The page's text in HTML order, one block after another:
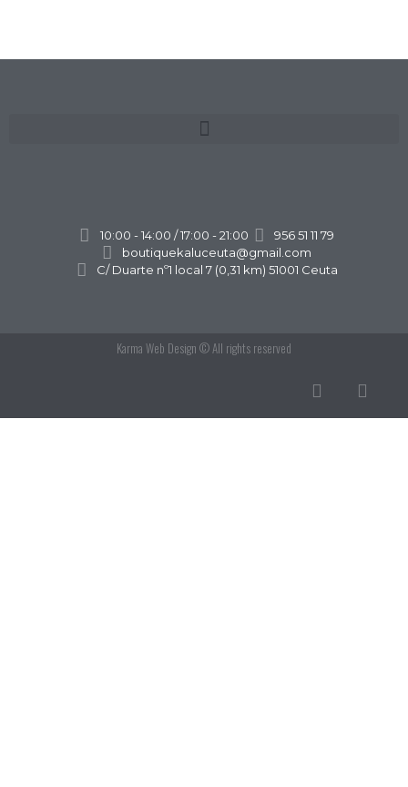
10:00 - 14:00 / 17:00 - 21:00
956 51 11 79
boutiquekaluceuta@gmail.com
C/ Duarte nº1 local 7 (0,31 km) 51001 Ceuta
Karma Web Design © All rights reserved